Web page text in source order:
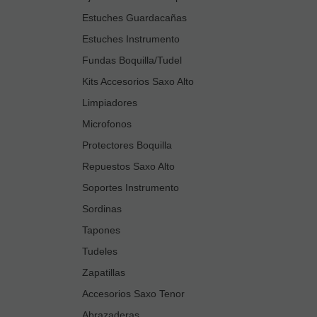
Estuches Guardacañas
Estuches Instrumento
Fundas Boquilla/Tudel
Kits Accesorios Saxo Alto
Limpiadores
Microfonos
Protectores Boquilla
Repuestos Saxo Alto
Soportes Instrumento
Sordinas
Tapones
Tudeles
Zapatillas
Accesorios Saxo Tenor